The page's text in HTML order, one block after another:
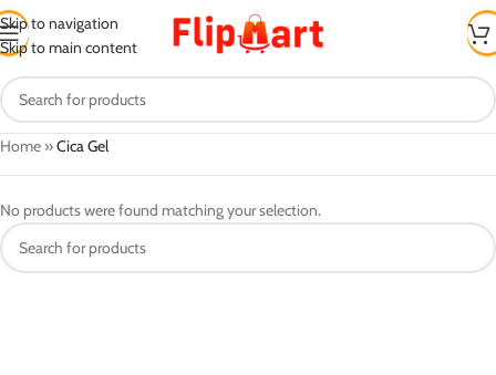
Skip to navigation
Skip to main content
Home »Cica Gel
No products were found matching your selection.